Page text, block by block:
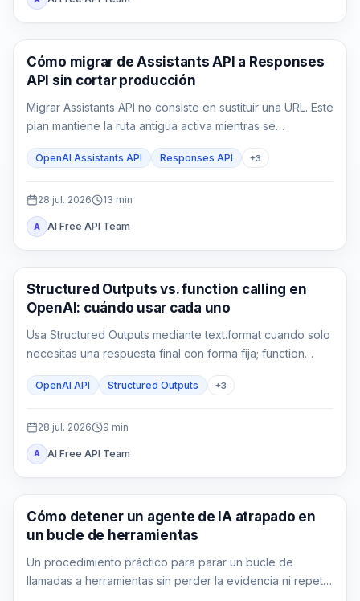
Guía de API
Cómo migrar de Assistants API a Responses
API sin cortar producción
Migrar Assistants API no consiste en sustituir una URL. Este
plan mantiene la ruta antigua activa mientras se
reconstruyen configuración, estado, funciones, File
Search y controles de producción en Responses API.
OpenAI Assistants API Responses API +3
28 jul. 2026 13 min
A AI Free API Team
Guía de API
Structured Outputs vs. function calling en
OpenAI: cuándo usar cada uno
Usa Structured Outputs mediante text.format cuando solo
necesitas una respuesta final con forma fija; function
ambos cuando el resultado de la herramienta también
OpenAI API Structured Outputs +3
28 jul. 2026 9 min
A AI Free API Team
AI API
Cómo detener un agente de IA atrapado en
un bucle de herramientas
Un procedimiento práctico para parar un bucle de
llamadas a herramientas sin perder la evidencia ni repetir